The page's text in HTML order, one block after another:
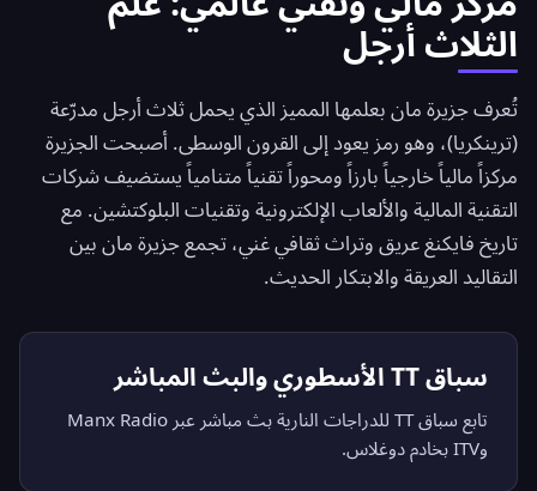
الثلاث أرجل
تُعرف جزيرة مان بعلمها المميز الذي يحمل ثلاث أرجل مدرّعة
(ترينكريا)، وهو رمز يعود إلى القرون الوسطى. أصبحت الجزيرة
مركزاً مالياً خارجياً بارزاً ومحوراً تقنياً متنامياً يستضيف شركات
التقنية المالية والألعاب الإلكترونية وتقنيات البلوكتشين. مع
تاريخ فايكنغ عريق وتراث ثقافي غني، تجمع جزيرة مان بين
التقاليد العريقة والابتكار الحديث.
سباق TT الأسطوري والبث المباشر
تابع سباق TT للدراجات النارية بث مباشر عبر Manx Radio
وITV بخادم دوغلاس.